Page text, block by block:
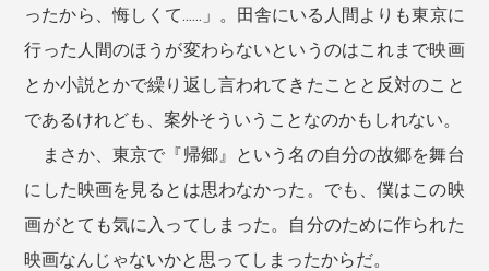
ったから、悔しくて……」。田舎にいる人間よりも東京に
行った人間のほうが変わらないというのはこれまで映画
とか小説とかで繰り返し言われてきたことと反対のこと
であるけれども、案外そういうことなのかもしれない。
まさか、東京で『帰郷』という名の自分の故郷を舞台
にした映画を見るとは思わなかった。でも、僕はこの映
画がとても気に入ってしまった。自分のために作られた
映画なんじゃないかと思ってしまったからだ。